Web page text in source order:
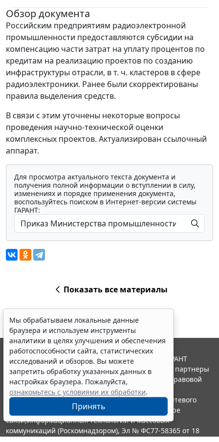
Обзор документа
Российским предприятиям радиоэлектронной
промышленности предоставляются субсидии на
компенсацию части затрат на уплату процентов по
кредитам на реализацию проектов по созданию
инфраструктуры отрасли, в т. ч. кластеров в сфере
радиоэлектроники. Ранее были скорректированы
правила выделения средств.
В связи с этим уточнены некоторые вопросы
проведения научно-технической оценки
комплексных проектов. Актуализирован ссылочный
аппарат.
Для просмотра актуального текста документа и
получения полной информации о вступлении в силу,
изменениях и порядке применения документа,
воспользуйтесь поиском в Интернет-версии системы
ГАРАНТ:
Показать все материалы
Мы обрабатываем локальные данные
браузера и используем инструменты
аналитики в целях улучшения и обеспечения
работоспособности сайта, статистических
исследований и обзоров. Вы можете
запретить обработку указанных данных в
настройках браузера. Пожалуйста,
ознакомьтесь с условиями их обработки.
Принять
© ООО "НПП "ГАРАНТ-СЕРВИС", 2026. Система ГАРАНТ
выпускается с 1990 года. Компания "Гарант" и ее партнеры
являются участниками Российской ассоциации правовой
информации ГАРАНТ.
Портал ГАРАНТ.РУ зарегистрирован в качестве сетевого
издания Федеральной службой по надзору в сфере
связи,информационных технологий и массовых
коммуникаций (Роскомнадзором), Эл № ФС77-58365 от 18